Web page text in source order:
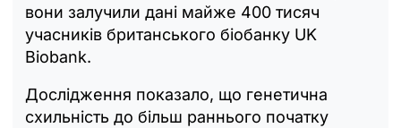
вони залучили дані майже 400 тисяч
учасників британського біобанку UK
Biobank.
Дослідження показало, що генетична
схильність до більш раннього початку